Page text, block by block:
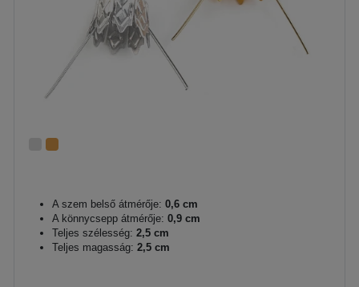
A szem belső átmérője: 0,6 cm
A könnycsepp átmérője: 0,9 cm
Teljes szélesség: 2,5 cm
Teljes magasság: 2,5 cm